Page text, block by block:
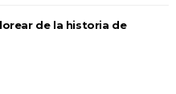
de la historia de